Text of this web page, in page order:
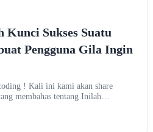
Sukses Suatu
Pengguna Gila Ingin
! Kali ini kami akan share
membahas tentang Inilah…